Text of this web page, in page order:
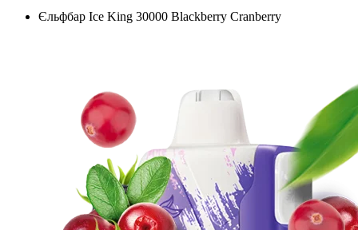
Єльфбар Ice King 30000 Blackberry Cranberry